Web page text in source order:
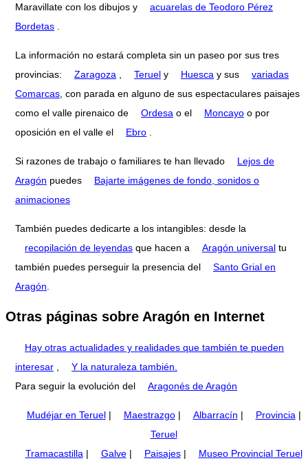
Maravillate con los dibujos y
acuarelas de Teodoro Pérez
Bordetas
La información no estará completa sin un paseo por sus tres
provincias:
Zaragoza Teruel y Huesca y sus
variadas
Comarcas , con parada en alguno de sus espectaculares paisajes
como el valle pirenaico de
Ordesa o el Moncayo o por
oposición en el valle el
Ebro
Si razones de trabajo o familiares te han llevado
Lejos de
Aragón puedes
Bajarte imágenes de fondo, sonidos o
animaciones
También puedes dedicarte a los intangibles: desde la
recopilación de leyendas que hacen a Aragón universal tu
también puedes perseguir la presencia del
Santo Grial en
Aragón
Otras páginas sobre Aragón en Internet
Hay otras actualidades y realidades que también te pueden
interesar
Y la naturaleza también.
Para seguir la evolución del
Aragonés de Aragón
Mudéjar en Teruel| Maestrazgo| Albarracín | Provincia |
Teruel
Tramacastilla | Galve| Paisajes|
Museo Provincial Teruel